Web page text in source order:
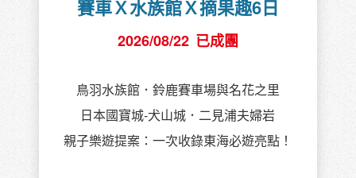
賽車Ｘ水族館Ｘ摘果趣6日
2026/08/22 已成團
鳥羽水族館．鈴鹿賽車場與名花之里
日本國寶城-犬山城．二見浦夫婦岩
親子樂遊提案：一次收錄東海必遊亮點！